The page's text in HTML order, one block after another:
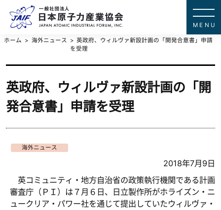
ホーム 海外ニュース
英政府、ウィルヴァ新設計画の「開発合意書」申請
を受理
英政府、ウィルヴァ新設計画の「開
発合意書」申請を受理
海外ニュース
2018年7月9日
英コミュニティ・地方自治省の政策執行機関である計画
審査庁（ＰＩ）は７月６日、日立製作所がホライズン・ニ
ュークリア・パワー社を通じて提出していたウィルヴァ・